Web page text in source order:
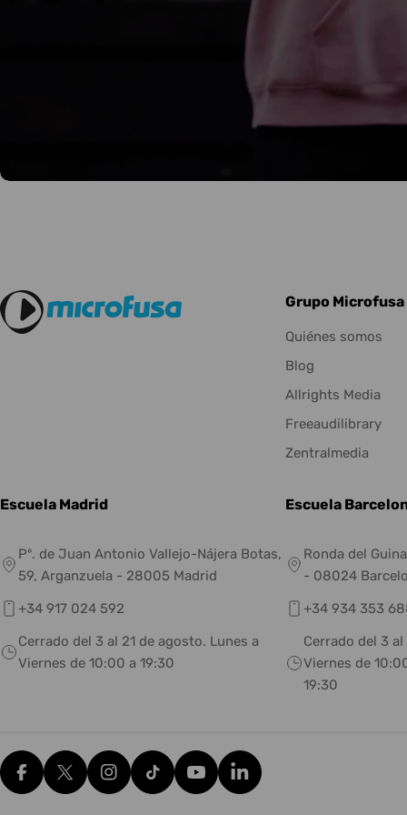
Grupo Microfusa
Quiénes somos
Blog
Allrights Media
Freeaudilibrary
Zentralmedia
Escuela Madrid
Pº. de Juan Antonio Vallejo-Nájera Botas,
59, Arganzuela - 28005 Madrid
+34 917 024 592
Cerrado del 3 al 21 de agosto. Lunes a
Viernes de 10:00 a 19:30
Escuela
Ronda del
- 08024
+34 934 353
Cerrado del 3
Viernes de
19:30
FacebookX (Twitter)Instagram
tiktok YouTubeTranslation missing: